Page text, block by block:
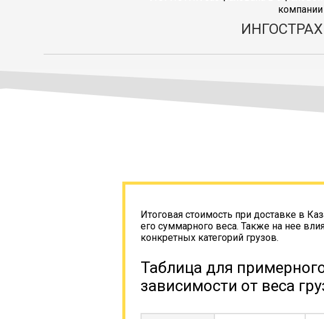
компании
ИНГОСТРАХ
Итоговая стоимость при доставке в
его суммарного веса. Также на нее
конкретных категорий грузов.
Таблица для
зависимости от веса